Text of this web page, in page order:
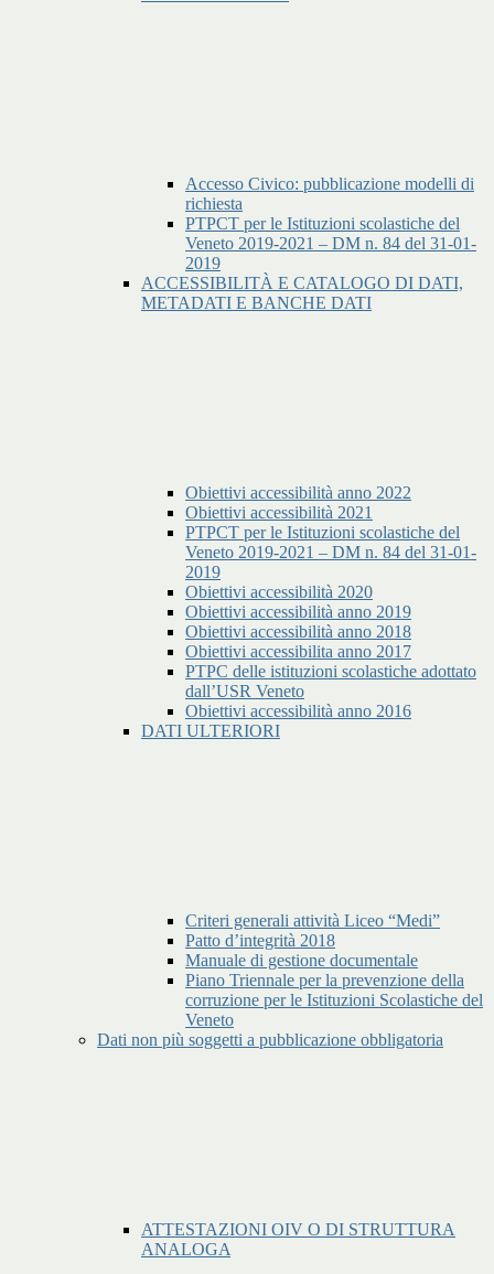
Accesso Civico: pubblicazione modelli di
richiesta
PTPCT per le Istituzioni scolastiche del
Veneto 2019-2021 – DM n. 84 del 31-01-
2019
ACCESSIBILITÀ E CATALOGO DI DATI,
METADATI E BANCHE DATI
Obiettivi accessibilità anno 2022
Obiettivi accessibilità 2021
PTPCT per le Istituzioni scolastiche del
Veneto 2019-2021 – DM n. 84 del 31-01-
2019
Obiettivi accessibilità 2020
Obiettivi accessibilità anno 2019
Obiettivi accessibilità anno 2018
Obiettivi accessibilita anno 2017
PTPC delle istituzioni scolastiche adottato
dall’USR Veneto
Obiettivi accessibilità anno 2016
DATI ULTERIORI
Criteri generali attività Liceo “Medi”
Patto d’integrità 2018
Manuale di gestione documentale
Piano Triennale per la prevenzione della
corruzione per le Istituzioni Scolastiche del
Veneto
Dati non più soggetti a pubblicazione obbligatoria
ATTESTAZIONI OIV O DI STRUTTURA
ANALOGA